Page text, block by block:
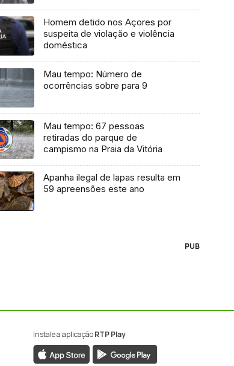
Homem detido nos Açores por
suspeita de violação e violência
doméstica
Mau tempo: Número de
ocorrências sobre para 9
Mau tempo: 67 pessoas
retiradas do parque de
campismo na Praia da Vitória
Apanha ilegal de lapas resulta em
59 apreensões este ano
PUB
Instale a aplicaçãoRTP Play